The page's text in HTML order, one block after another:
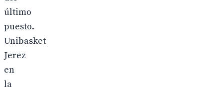
último
puesto.
Unibasket
Jerez
en
la